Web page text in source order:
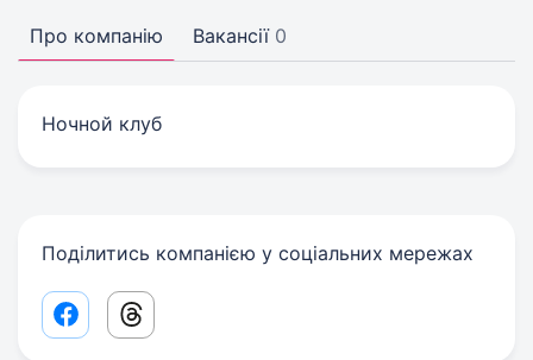
Про компанію Вакансії 0
Ночной клуб
Поділитись компанією у соціальних мережах
Facebook share link
Threads share link